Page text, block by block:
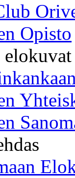
Opisto
elokuvat